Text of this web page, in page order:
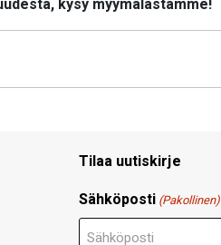
Tilaa uutiskirje
Sähköposti (Pakollinen)